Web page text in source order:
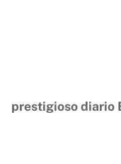
prestigioso diario